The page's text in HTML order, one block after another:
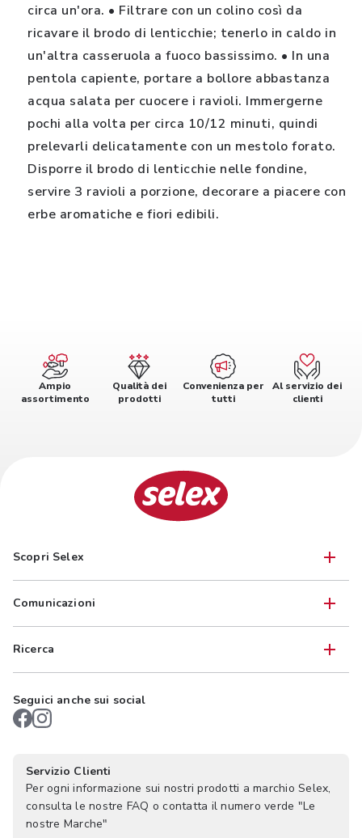
circa un'ora. • Filtrare con un colino così da
ricavare il brodo di lenticchie; tenerlo in caldo in
un'altra casseruola a fuoco bassissimo. • In una
pentola capiente, portare a bollore abbastanza
acqua salata per cuocere i ravioli. Immergerne
pochi alla volta per circa 10/12 minuti, quindi
prelevarli delicatamente con un mestolo forato.
Disporre il brodo di lenticchie nelle fondine,
servire 3 ravioli a porzione, decorare a piacere con
erbe aromatiche e fiori edibili.
Ampio
assortimento
Qualità dei
prodotti
Convenienza per
tutti
Al servizio dei
clienti
Scopri Selex
Comunicazioni
Ricerca
Seguici anche sui social
Servizio Clienti
Per ogni informazione sui nostri prodotti a marchio Selex,
consulta le nostre FAQ o contatta il numero verde "Le
nostre Marche"